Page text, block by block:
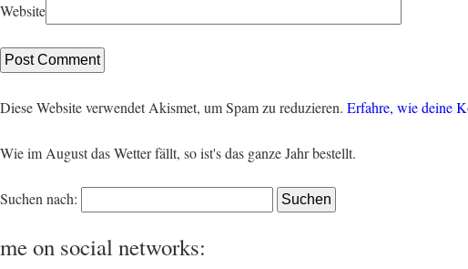
Website
Diese Website verwendet Akismet, um Spam zu reduzieren. Erfahre, wie deine
Wie im August das Wetter fällt, so ist's das ganze Jahr bestellt.
Suchen nach:
me on social networks: